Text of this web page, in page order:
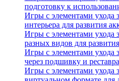
подготовку к
Игры с элементами ухода
интерьера для развития
Игры с элементами
разных видов для
Игры с элементами
через подшивку и
Игры с элементами